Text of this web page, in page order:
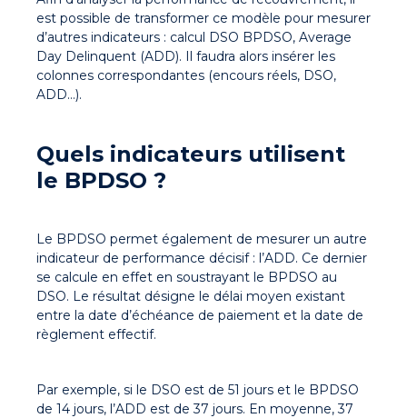
est possible de transformer ce modèle pour mesurer
d’autres indicateurs : calcul DSO BPDSO, Average
Day Delinquent (ADD). Il faudra alors insérer les
colonnes correspondantes (encours réels, DSO,
ADD…).
Quels indicateurs utilisent
le BPDSO ?
Le BPDSO permet également de mesurer un autre
indicateur de performance décisif : l’ADD. Ce dernier
se calcule en effet en soustrayant le BPDSO au
DSO. Le résultat désigne le délai moyen existant
entre la date d’échéance de paiement et la date de
règlement effectif.
Par exemple, si le DSO est de 51 jours et le BPDSO
de 14 jours, l’ADD est de 37 jours. En moyenne, 37